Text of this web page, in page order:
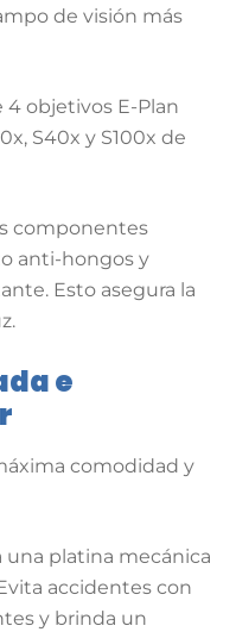
de visión más
4 objetivos E-Plan
S40x y S100x de
componentes
anti-hongos y
Esto asegura la
e
comodidad y
una platina mecánica
accidentes con
y brinda un